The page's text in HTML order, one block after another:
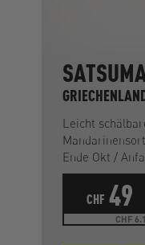
Leicht
Ende Okt /
CHF 49
CHF